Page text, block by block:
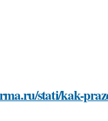
stati/kak-